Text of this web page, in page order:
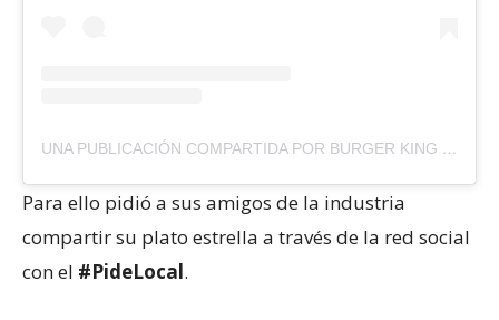
UNA PUBLICACIÓN COMPARTIDA POR BURGER KING MÉXICO (@BURGERKINGMX)
Para ello pidió a sus amigos de la industria
compartir su plato estrella a través de la red social
con el #PideLocal.